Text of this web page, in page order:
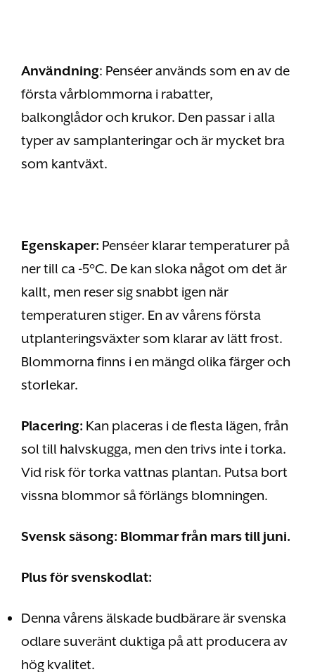
Användning: Penséer används som en av de
första vårblommorna i rabatter,
balkonglådor och krukor. Den passar i alla
typer av samplanteringar och är mycket bra
som kantväxt.
Egenskaper: Penséer klarar temperaturer på
ner till ca -5°C. De kan sloka något om det är
kallt, men reser sig snabbt igen när
temperaturen stiger. En av vårens första
utplanteringsväxter som klarar av lätt frost.
Blommorna finns i en mängd olika färger och
storlekar.
Placering: Kan placeras i de flesta lägen, från
sol till halvskugga, men den trivs inte i torka.
Vid risk för torka vattnas plantan. Putsa bort
vissna blommor så förlängs blomningen.
Svensk säsong: Blommar från mars till juni.
Plus för svenskodlat:
Denna vårens älskade budbärare är svenska
odlare suveränt duktiga på att producera av
hög kvalitet.